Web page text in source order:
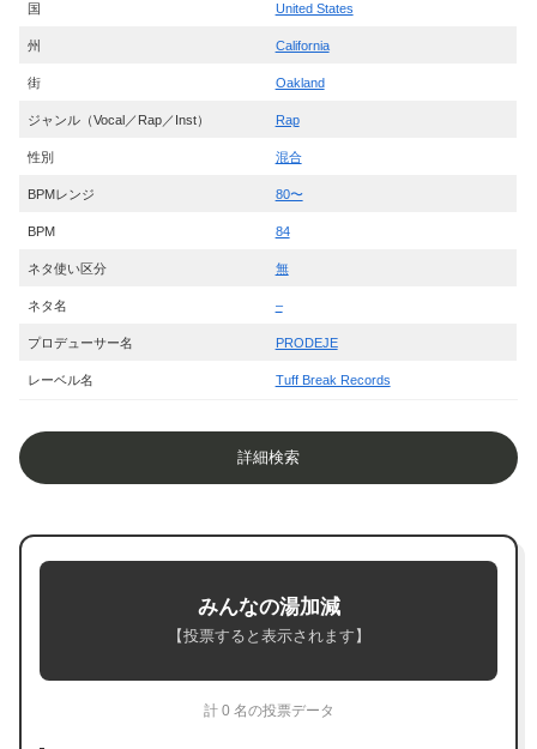
国 United States
州 California
街 Oakland
ジャンル（Vocal／Rap／Inst） Rap
性別 混合
BPMレンジ 80〜
BPM 84
ネタ使い区分 無
ネタ名 –
プロデューサー名 PRODEJE
レーベル名 Tuff Break Records
詳細検索
みんなの湯加減
【投票すると表示されます】
計 0 名の投票データ